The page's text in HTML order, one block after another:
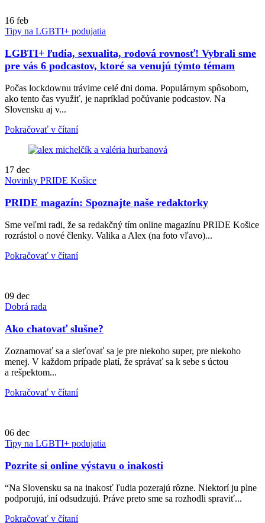
16 feb
Tipy na LGBTI+ podujatia
LGBTI+ ľudia, sexualita, rodová rovnosť! Vybrali sme
pre vás 6 podcastov, ktoré sa venujú týmto témam
Počas lockdownu trávime celé dni doma. Populárnym spôsobom,
ako tento čas využiť, je napríklad počúvanie podcastov. Na
Slovensku aj v...
Pokračovať v čítaní
17 dec
Novinky PRIDE Košice
PRIDE magazín: Spoznajte naše redaktorky
Sme veľmi radi, že sa redakčný tím online magazínu PRIDE Košice
rozrástol o nové členky. Valika a Alex (na foto vľavo)...
Pokračovať v čítaní
09 dec
Dobrá rada
Ako chatovať slušne?
Zoznamovať sa a sieťovať sa je pre niekoho super, pre niekoho
menej. V každom prípade platí, že správať sa k sebe s úctou
a rešpektom...
Pokračovať v čítaní
06 dec
Tipy na LGBTI+ podujatia
Pozrite si online výstavu o inakosti
“Na Slovensku sa na inakosť ľudia pozerajú rôzne. Niektorí ju plne
podporujú, iní odsudzujú. Práve preto sme sa rozhodli spraviť...
Pokračovať v čítaní